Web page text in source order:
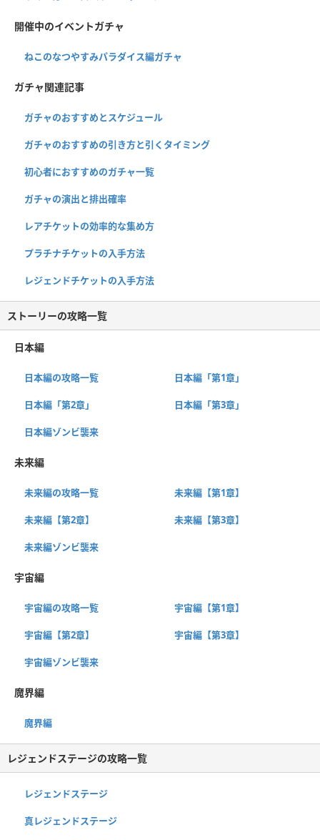
開催中のイベントガチャ
ねこのなつやすみパラダイス編ガチャ
ガチャ関連記事
ガチャのおすすめとスケジュール
ガチャのおすすめの引き方と引くタイミング
初心者におすすめのガチャ一覧
ガチャの演出と排出確率
レアチケットの効率的な集め方
プラチナチケットの入手方法
レジェンドチケットの入手方法
ストーリーの攻略一覧
日本編
日本編の攻略一覧 日本編「第1章」
日本編「第2章」 日本編「第3章」
日本編ゾンビ襲来
未来編
未来編の攻略一覧 未来編【第1章】
未来編【第2章】 未来編【第3章】
未来編ゾンビ襲来
宇宙編
宇宙編の攻略一覧 宇宙編【第1章】
宇宙編【第2章】 宇宙編【第3章】
宇宙編ゾンビ襲来
魔界編
魔界編
レジェンドステージの攻略一覧
レジェンドステージ
真レジェンドステージ